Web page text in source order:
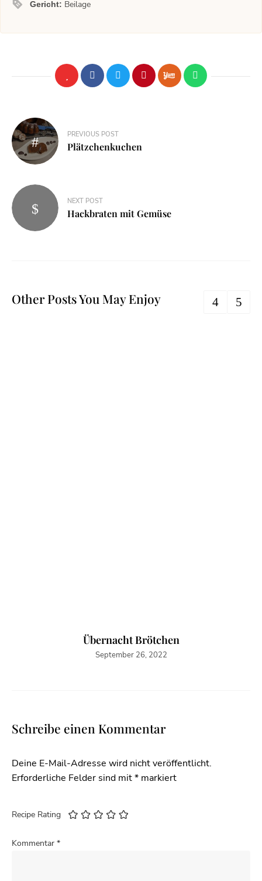
Gericht: Beilage
PREVIOUS POST
Plätzchenkuchen
NEXT POST
Hackbraten mit Gemüse
Other Posts You May Enjoy
Übernacht Brötchen
September 26, 2022
Schreibe einen Kommentar
Deine E-Mail-Adresse wird nicht veröffentlicht.
Erforderliche Felder sind mit* markiert
Recipe Rating
Kommentar *